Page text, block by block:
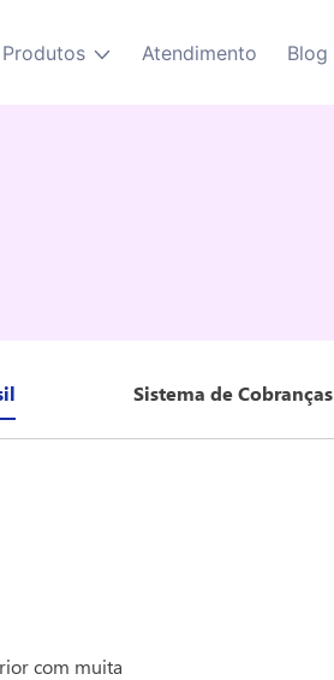
Produtos Atendimento Blog
Sistema de Cobranças
com muita